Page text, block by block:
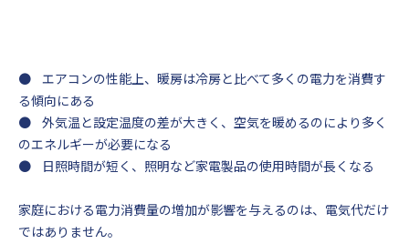
● エアコンの性能上、暖房は冷房と比べて多くの電力を消費す
る傾向にある
● 外気温と設定温度の差が大きく、空気を暖めるのにより多く
のエネルギーが必要になる
● 日照時間が短く、照明など家電製品の使用時間が長くなる
家庭における電力消費量の増加が影響を与えるのは、電気代だけ
ではありません。